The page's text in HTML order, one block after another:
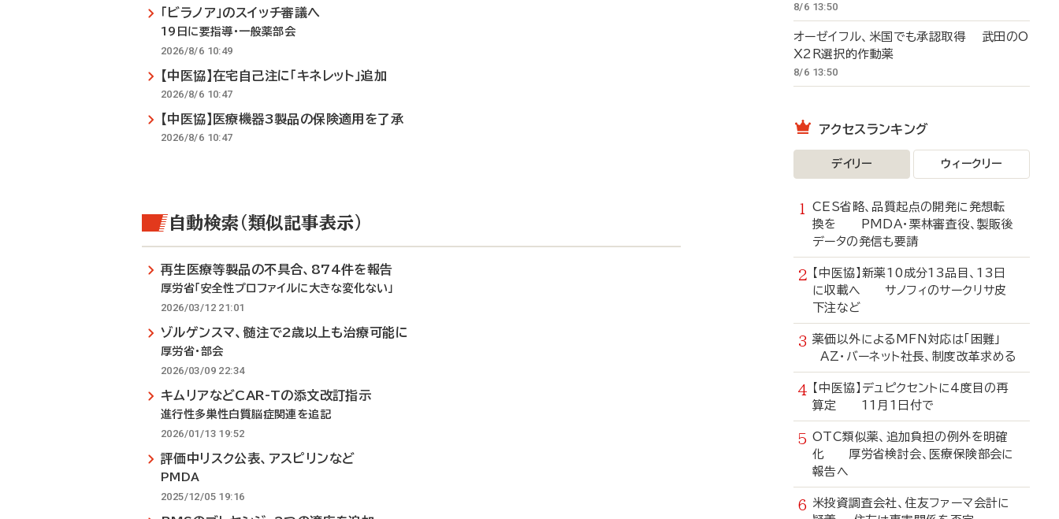
「ビラノア」のスイッチ審議へ
19日に要指導・一般薬部会
2026/8/6 10:49
【中医協】在宅自己注に「キネレット」追加
2026/8/6 10:47
【中医協】医療機器3製品の保険適用を了承
2026/8/6 10:47
自動検索（類似記事表示）
再生医療等製品の不具合、874件を報告
厚労省「安全性プロファイルに大きな変化ない」
2026/03/12 21:01
ゾルゲンスマ、髄注で2歳以上も治療可能に
厚労省・部会
2026/03/09 22:34
キムリアなどCAR-Tの添文改訂指示
進行性多巣性白質脳症関連を追記
2026/01/13 19:52
評価中リスク公表、アスピリンなど
PMDA
2025/12/05 19:16
8/6 13:50
オーゼイフル、米国でも承認取得 武田のO
X2R選択的作動薬
8/6 13:50
アクセスランキング
デイリー ウィークリー
CES省略、品質起点の開発に発想転
換を PMDA・栗林審査役、製販後
データの発信も要請
【中医協】新薬10成分13品目、13日
に収載へ サノフィのサークリサ皮
下注など
薬価以外によるMFN対応は「困難」
AZ・バーネット社長、制度改革求める
【中医協】デュピクセントに4度目の再
算定 11月1日付で
OTC類似薬、追加負担の例外を明確
化 厚労省検討会、医療保険部会に
報告へ
米投資調査会社、住友ファーマ会計に